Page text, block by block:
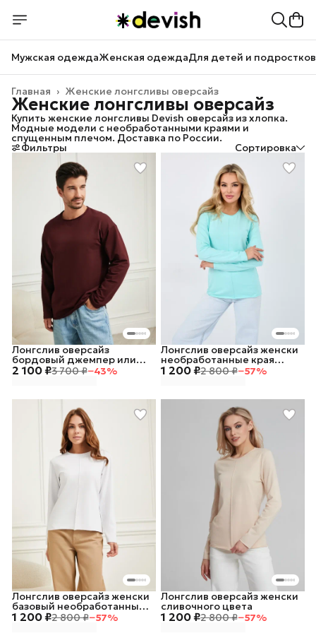
Мужская одеждаЖенская одеждаДля детей и подростков
Женские лонгсливы оверсайз
Главная ›
Женские лонгсливы оверсайз
Купить женские лонгсливы Devish оверсайз из хлопка.
Модные модели с необработанными краями и
спущенным плечом. Доставка по России.
Фильтры Сортировка
2 100 ₽3 700 ₽−43%
Лонгслив оверсайз
бордовый джемпер или
свитшот рваный 1 200 ₽2 800 ₽−57%
Лонгслив оверсайз женски
необработанные края
тонкий
1 200 ₽2 800 ₽−57%
Лонгслив оверсайз женски
базовый необработанные
края тонкий 1 200 ₽2 800 ₽−57%
Лонгслив оверсайз женски
сливочного цвета